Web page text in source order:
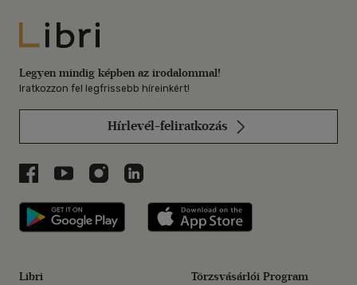
Libri
Legyen mindig képben az irodalommal!
Iratkozzon fel legfrissebb híreinkért!
Hírlevél-feliratkozás
Libri a Facebookon
Libri a Youtube-on
Libri az Instagramon
Libri a LinkedInen
Libri applikáció Szerezd meg: Google
Libri Törzsvásárlói Program